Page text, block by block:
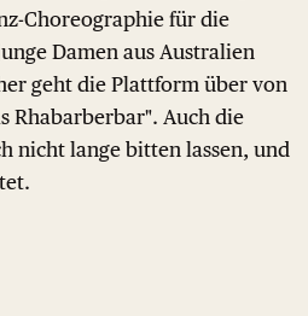
Choreographie für die
Damen aus Australien
geht die Plattform über von
Rhabarberbar". Auch die
nicht lange bitten lassen, und